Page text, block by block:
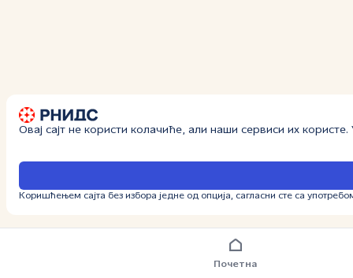
Почетна
Овај сајт не користи колачиће, али наши сервиси их
Коришћењем сајта без избора једне од опција, сагласни сте са